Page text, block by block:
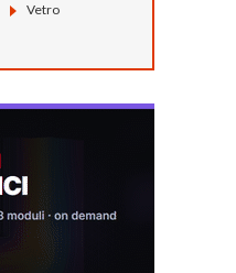
Vetro